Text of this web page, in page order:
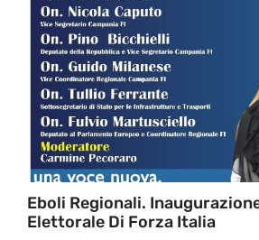
Eboli Regionali.
Elettorale Di Forza Italia